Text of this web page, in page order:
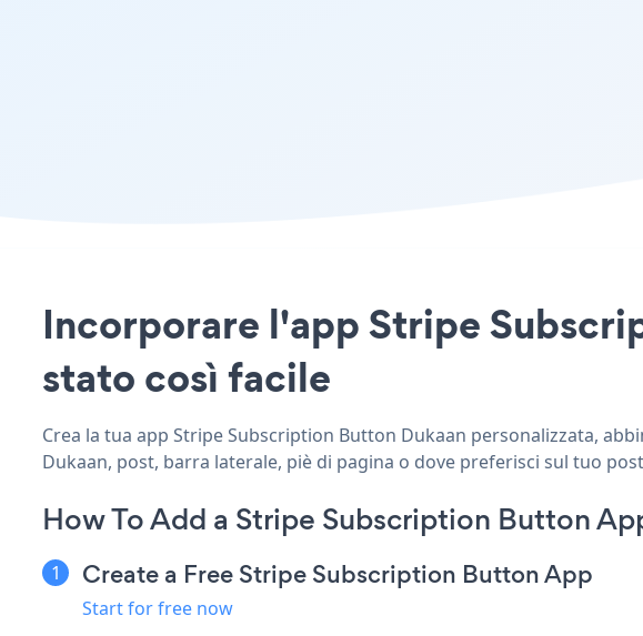
Incorporare l'app Stripe
stato così facile
Crea la tua app Stripe Subscription Button Dukaan personalizzata,
Dukaan, post, barra laterale, piè di pagina o dove preferisci sul tuo
How To Add a Stripe Subscription Button
Create a Free Stripe Subscription Button App
Start for free now